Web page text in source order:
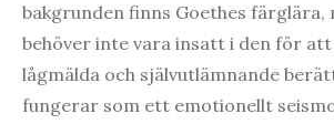
bakgrunden finns Goethes färglära,
behöver inte vara insatt i den för
lågmälda och självutlämnande
fungerar som ett emotionellt